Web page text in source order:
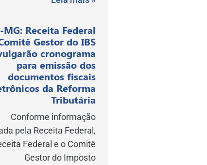
MG: Receita Federal
Gestor do IBS
cronograma
para emissão dos
documentos fiscais
da Reforma
Tributária
Conforme informação
pela Receita Federal,
Federal e o Comitê
Gestor do Imposto